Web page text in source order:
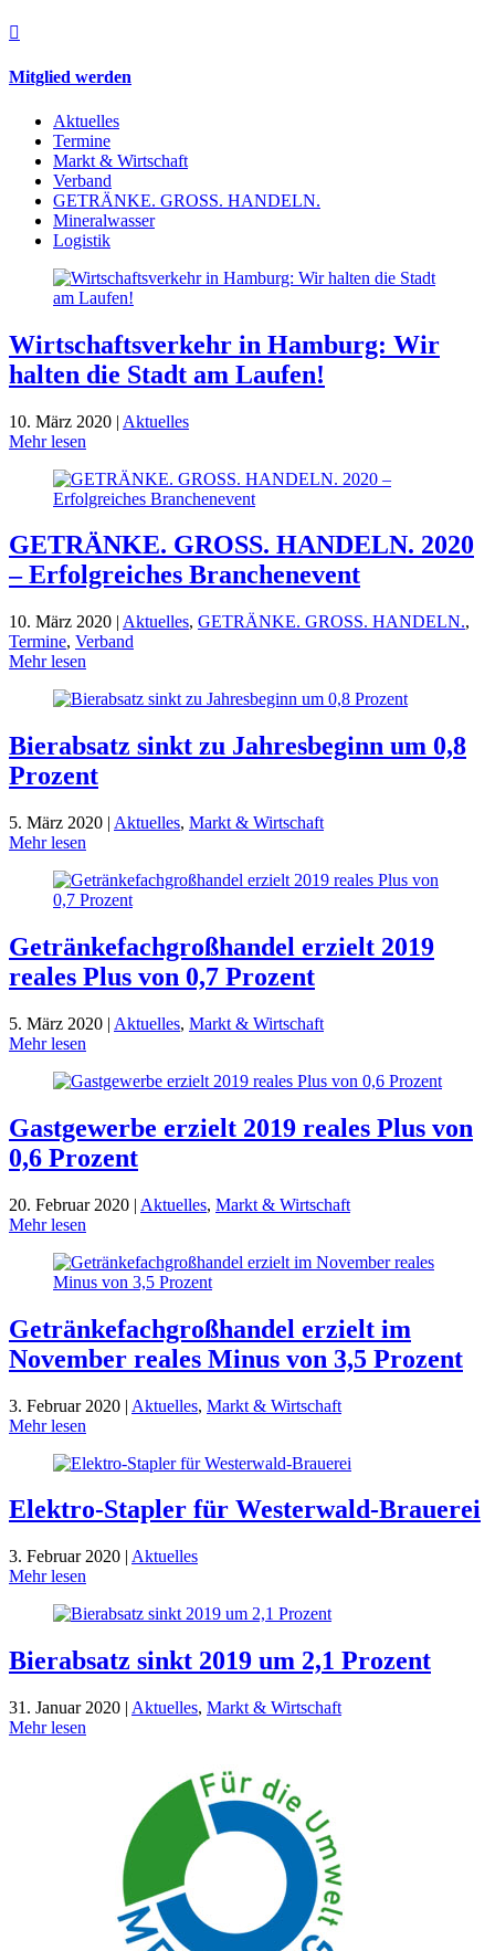

Mitglied werden
Aktuelles
Termine
Markt & Wirtschaft
Verband
GETRÄNKE. GROSS. HANDELN.
Mineralwasser
Logistik
Wirtschaftsverkehr in Hamburg: Wir
halten die Stadt am Laufen!
10. März 2020 | Aktuelles
Mehr lesen
GETRÄNKE. GROSS. HANDELN. 2020
– Erfolgreiches Branchenevent
10. März 2020 | Aktuelles, GETRÄNKE. GROSS. HANDELN.,
Termine, Verband
Mehr lesen
Bierabsatz sinkt zu Jahresbeginn um 0,8
Prozent
5. März 2020 | Aktuelles, Markt & Wirtschaft
Mehr lesen
Getränke­fach­großhandel erzielt 2019
reales Plus von 0,7 Prozent
5. März 2020 | Aktuelles, Markt & Wirtschaft
Mehr lesen
Gastgewerbe erzielt 2019 reales Plus von
0,6 Prozent
20. Februar 2020 | Aktuelles, Markt & Wirtschaft
Mehr lesen
Getränkefachgroßhandel erzielt im
November reales Minus von 3,5 Prozent
3. Februar 2020 | Aktuelles, Markt & Wirtschaft
Mehr lesen
Elektro-Stapler für Westerwald-Brauerei
3. Februar 2020 | Aktuelles
Mehr lesen
Bierabsatz sinkt 2019 um 2,1 Prozent
31. Januar 2020 | Aktuelles, Markt & Wirtschaft
Mehr lesen